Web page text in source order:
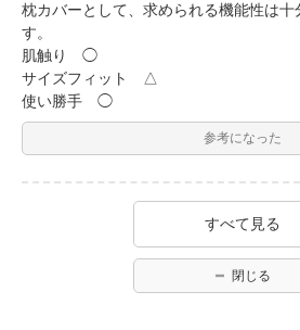
枕カバーとして、求められる機能性は十
す。
肌触り ◯
サイズフィット △
使い勝手 ◯
参考になった
すべて見る
閉じる